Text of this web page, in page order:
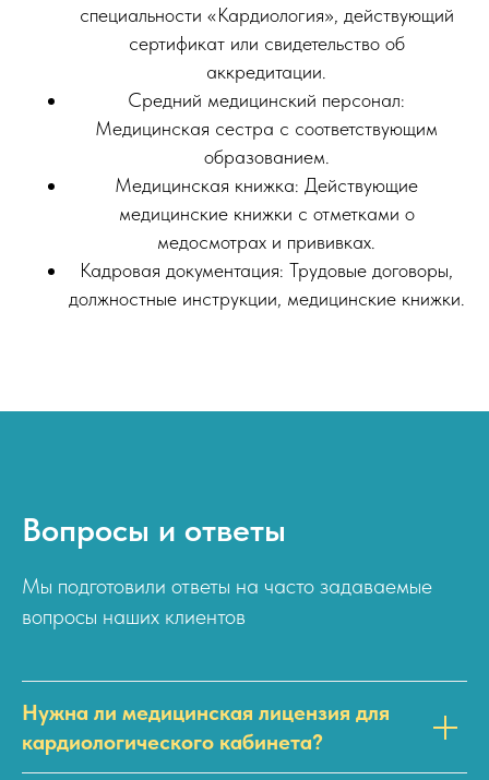
специальности «Кардиология», действующий
сертификат или свидетельство об
аккредитации.
Средний медицинский персонал:
Медицинская сестра с соответствующим
образованием.
Медицинская книжка: Действующие
медицинские книжки с отметками о
медосмотрах и прививках.
Кадровая документация: Трудовые договоры,
должностные инструкции, медицинские книжки.
Вопросы и ответы
Мы подготовили ответы на часто задаваемые
вопросы наших клиентов
Нужна ли медицинская лицензия для
кардиологического кабинета?